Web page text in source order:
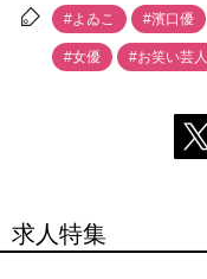
#よゐこ #濱口優
#女優 #お笑い芸人
求人特集